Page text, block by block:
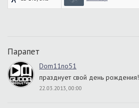
Парапет
Dom11no51
празднует свой день рождения!
22.03.2013, 00:00